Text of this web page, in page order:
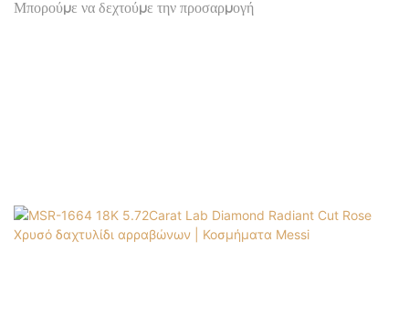
Μπορούμε να δεχτούμε την προσαρμογή